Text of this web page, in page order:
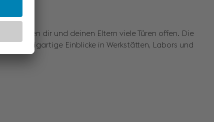
stehen dir und deinen Eltern viele Türen offen. Die
einzigartige Einblicke in Werkstätten, Labors und